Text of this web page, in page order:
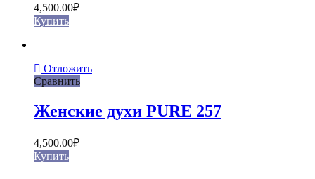
4,500.00₽
Купить
Отложить
Сравнить
Женские духи PURE 257
4,500.00₽
Купить